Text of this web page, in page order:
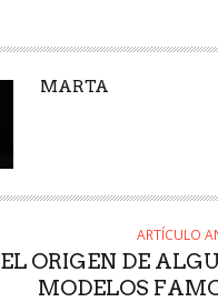
A
R
MARTA
ARTÍCULO
EL ORIGEN DE
MODELOS